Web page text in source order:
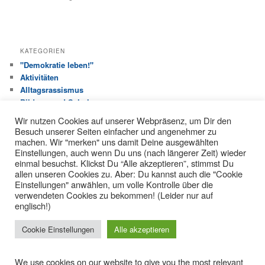
KATEGORIEN
"Demokratie leben!"
Aktivitäten
Alltagsrassismus
Bildung und Schule
Jugendhilfeausschuss
Jugendverbandsarbeit
Kinderrechte
Liane
Partizipation
Pressemitteilung
Pressespiegel 2019
Pressespiegel 2020
Pressespiegel DL 2021
Über den Tellerrand…
Wir nutzen Cookies auf unserer Webpräsenz, um Dir den
Besuch unserer Seiten einfacher und angenehmer zu
machen. Wir "merken" uns damit Deine ausgewählten
Einstellungen, auch wenn Du uns (nach längerer Zeit) wieder
einmal besuchst. Klickst Du “Alle akzeptieren”, stimmst Du
allen unseren Cookies zu. Aber: Du kannst auch die "Cookie
Einstellungen" anwählen, um volle Kontrolle über die
verwendeten Cookies zu bekommen! (Leider nur auf
englisch!)
Cookie Einstellungen Alle akzeptieren
We use cookies on our website to give you the most relevant